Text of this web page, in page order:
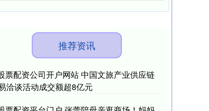
推荐资讯
票配资公司开户网站 中国文旅产业供应链
洽谈活动成交额超8亿元